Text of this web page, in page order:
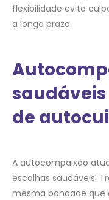
flexibilidade evita
a longo prazo.
de
A autocompaixão
escolhas saudáveis.
mesma bondade que